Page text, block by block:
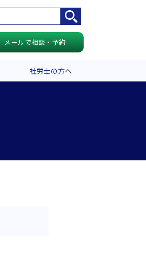
メールで相談・予約
社労士の方へ